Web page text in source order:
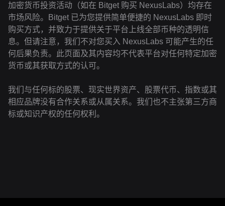
加密货币投资活动（如在 Bitget 购买 NexusLabs）均存在
市场风险。Bitget 已为您提供简单便捷的 NexusLabs 即时
购买方式，并致力于提供关于平台上线全部币种的透明信
息。但请注意，我们不对您买入 NexusLabs 可能产生的任
何后果负责。此页面及其内容均不代表平台对任何特定加密
货币或其获取方式的认可。
我们与任何标的股票、现实世界资产、股票代币、指数或其
相应品牌没有合作关系或从属关系。我们也不主张第三方商
标或知识产权的任何权利。